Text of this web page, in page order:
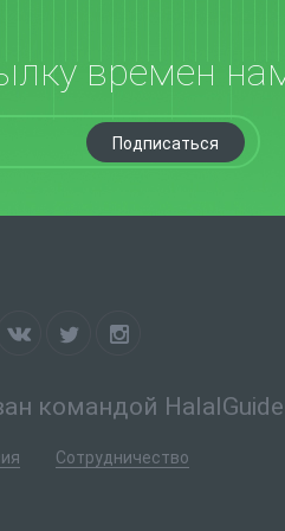
времен
Подписаться
командой HalalGuide
Сотрудничество